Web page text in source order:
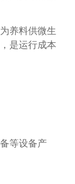
养料供微生
是运行成本
等设备产